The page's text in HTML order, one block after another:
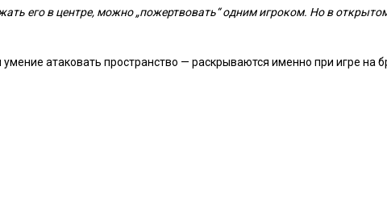
его в центре, можно „пожертвовать“ одним игроком. Но в
атаковать пространство — раскрываются именно при игре на